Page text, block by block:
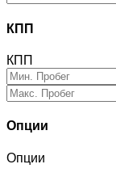
КПП
КПП
Опции
Опции